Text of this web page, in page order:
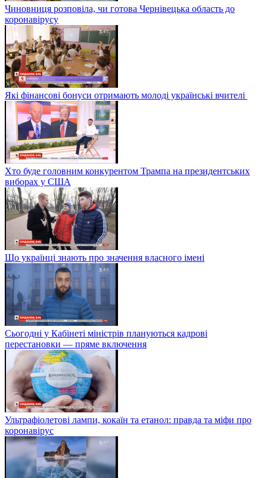
Чиновниця розповіла, чи готова Чернівецька область до
коронавірусу
Які фінансові бонуси отримають молоді українські вчителі
Хто буде головним конкурентом Трампа на президентських
виборах у США
Що українці знають про значення власного імені
Сьогодні у Кабінеті міністрів плануються кадрові
перестановки — пряме включення
Ультрафіолетові лампи, кокаїн та етанол: правда та міфи про
коронавірус